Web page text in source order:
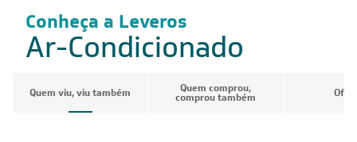
Conheça a Leveros
Ar-Condicionado
Quem viu, viu também Quem comprou,
comprou também